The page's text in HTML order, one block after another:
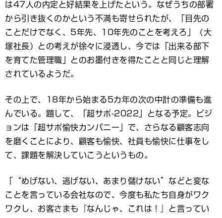
は47人の内定と好結果を上げたという。なぜうちの部署
から引き抜くのかという不満も寄せられたが、「目先の
ことだけでなく、5年先、10年先のことを考えろ」（大
塚社長）との考えが徐々に浸透し、今では「出来る部下
を育てた管理職」とのお墨付きを得たことと同じと理解
されているようだ。
その上で、18年から始まる5カ年の次の中計の準備も進
んでいる。題して、「超サポ-2022」となる予定。ビジ
ョンは「超サポ愉快カンパニー」で、さらなる顧客志向
を磨くことにより、顧客も愉快、社員も愉快に仕事をし
て、課題を解決していこうというもの。
「“めげない、逃げない、あまり儲けない”などと変な
ことを言っている会社なので、今度も私たち自身がワク
ワクし、お客さまも『なんじゃ、これは！』と言ってい